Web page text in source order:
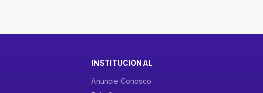
INSTITUCIONAL
Anuncie Conosco